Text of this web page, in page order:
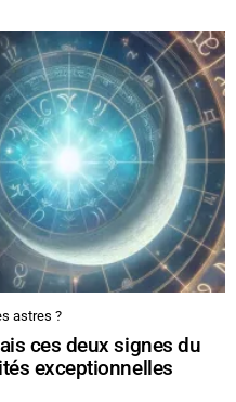
astres ?
ces deux signes du
exceptionnelles